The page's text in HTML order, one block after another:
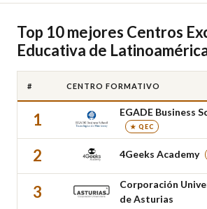
Top 10 mejores Centros
Educativa de
# CENTRO FORMATIVO
1 EGADE Business
★ QEC
2 4Geeks Academy
3
Corporación
de Asturias